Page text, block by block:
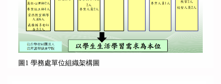
圖1 學務處單位組織架構圖